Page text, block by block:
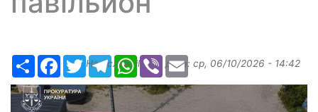
РесурсFacebook
TwitterTelegramWhatsApp
ViberEmail
Надіслав:ilona, дата: ср, 06/10/2026 - 14:42